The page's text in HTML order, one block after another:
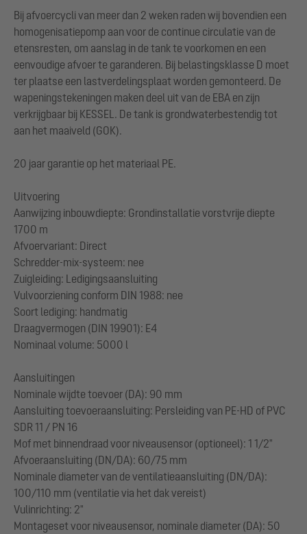
Bij afvoercycli van meer dan 2 weken raden wij bovendien een
homogenisatiepomp aan voor de continue circulatie van de
etensresten, om aanslag in de tank te voorkomen en een
eenvoudige afvoer te garanderen. Bij belastingsklasse D moet
ter plaatse een lastverdelingsplaat worden gemonteerd. De
wapeningstekeningen maken deel uit van de EBA en zijn
verkrijgbaar bij KESSEL. De tank is grondwaterbestendig tot
aan het maaiveld (GOK).
20 jaar garantie op het materiaal PE.
Uitvoering
Aanwijzing inbouwdiepte: Grondinstallatie vorstvrije diepte
1700 m
Afvoervariant: Direct
Schredder-mix-systeem: nee
Zuigleiding: Ledigingsaansluiting
Vulvoorziening conform DIN 1988: nee
Soort lediging: handmatig
Draagvermogen (DIN 19901): E4
Nominaal volume: 5000 l
Aansluitingen
Nominale wijdte toevoer (DA): 90 mm
Aansluiting toevoeraansluiting: Persleiding van PE-HD of PVC
SDR 11 / PN 16
Mof met binnendraad voor niveausensor (optioneel): 1 1/2"
Afvoeraansluiting (DN/DA): 60/75 mm
Nominale diameter van de ventilatieaansluiting (DN/DA):
100/110 mm (ventilatie via het dak vereist)
Vulinrichting: 2"
Montageset voor niveausensor, nominale diameter (DA): 50